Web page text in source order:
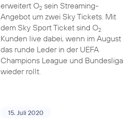
erweitert O2sein Streaming-
Angebot um zwei Sky Tickets. Mit
dem Sky Sport Ticket sind O2
Kunden live dabei, wenn im August
das runde Leder in der UEFA
Champions League und Bundesliga
wieder rollt.
15. Juli 2020